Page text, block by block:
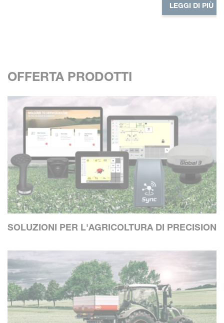
LEGGI DI PIÙ
OFFERTA PRODOTTI
SOLUZIONI PER L'AGRICOLTURA DI PRECISION